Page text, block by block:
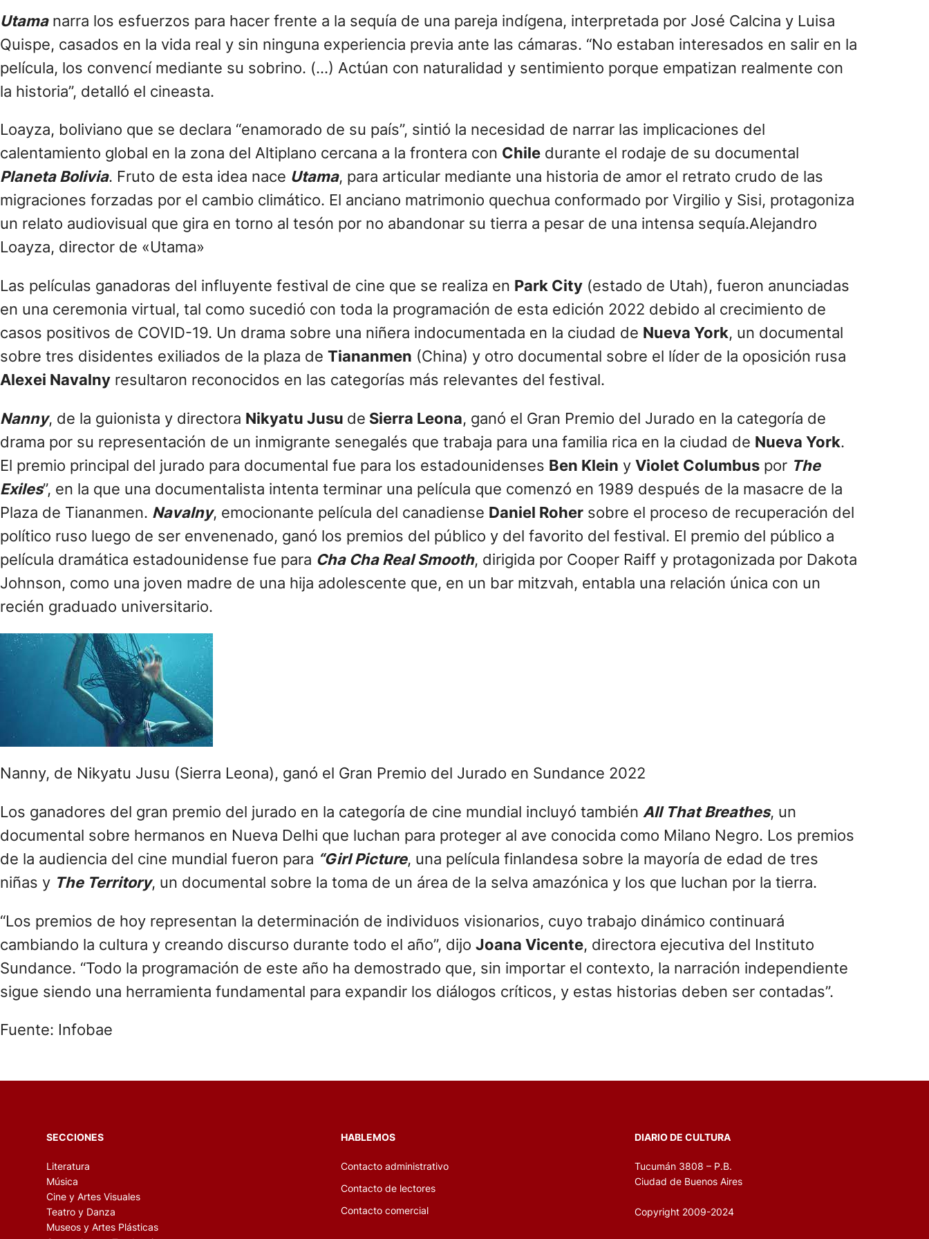
Utamanarra los esfuerzos para hacer frente a la sequía de una pareja indígena, interpretada por José Calcina y Luisa
Quispe, casados en la vida real y sin ninguna experiencia previa ante las cámaras. “No estaban interesados en salir en la
película, los convencí mediante su sobrino. (…) Actúan con naturalidad y sentimiento porque empatizan realmente con
la historia”, detalló el cineasta.
Loayza, boliviano que se declara “enamorado de su país”, sintió la necesidad de narrar las implicaciones del
calentamiento global en la zona del Altiplano cercana a la frontera con Chile durante el rodaje de su documental
Planeta Bolivia. Fruto de esta idea nace Utama, para articular mediante una historia de amor el retrato crudo de las
migraciones forzadas por el cambio climático. El anciano matrimonio quechua conformado por Virgilio y Sisi, protagoniza
un relato audiovisual que gira en torno al tesón por no abandonar su tierra a pesar de una intensa sequía.Alejandro
Loayza, director de «Utama»
Las películas ganadoras del influyente festival de cine que se realiza en Park City (estado de Utah), fueron anunciadas
en una ceremonia virtual, tal como sucedió con toda la programación de esta edición 2022 debido al crecimiento de
casos positivos de COVID-19. Un drama sobre una niñera indocumentada en la ciudad de Nueva York, un documental
sobre tres disidentes exiliados de la plaza de Tiananmen (China) y otro documental sobre el líder de la oposición rusa
Alexei Navalny resultaron reconocidos en las categorías más relevantes del festival.
Nanny, de la guionista y directora Nikyatu Jusu de Sierra Leona, ganó el Gran Premio del Jurado en la categoría de
drama por su representación de un inmigrante senegalés que trabaja para una familia rica en la ciudad de Nueva York.
El premio principal del jurado para documental fue para los estadounidenses Ben Klein y Violet Columbus por The
Exiles”, en la que una documentalista intenta terminar una película que comenzó en 1989 después de la masacre de la
Plaza de Tiananmen. Navalny, emocionante película del canadiense Daniel Roher sobre el proceso de recuperación del
político ruso luego de ser envenenado, ganó los premios del público y del favorito del festival. El premio del público a
película dramática estadounidense fue para Cha Cha Real Smooth, dirigida por Cooper Raiff y protagonizada por Dakota
Johnson, como una joven madre de una hija adolescente que, en un bar mitzvah, entabla una relación única con un
recién graduado universitario.
Nanny, de Nikyatu Jusu (Sierra Leona), ganó el Gran Premio del Jurado en Sundance 2022
Los ganadores del gran premio del jurado en la categoría de cine mundial incluyó también All That Breathes, un
documental sobre hermanos en Nueva Delhi que luchan para proteger al ave conocida como Milano Negro. Los premios
de la audiencia del cine mundial fueron para “Girl Picture, una película finlandesa sobre la mayoría de edad de tres
niñas y The Territory, un documental sobre la toma de un área de la selva amazónica y los que luchan por la tierra.
“Los premios de hoy representan la determinación de individuos visionarios, cuyo trabajo dinámico continuará
cambiando la cultura y creando discurso durante todo el año”, dijo Joana Vicente, directora ejecutiva del Instituto
Sundance. “Todo la programación de este año ha demostrado que, sin importar el contexto, la narración independiente
sigue siendo una herramienta fundamental para expandir los diálogos críticos, y estas historias deben ser contadas”.
Fuente: Infobae
SECCIONES
Literatura
Música
Cine y Artes Visuales
Teatro y Danza
Museos y Artes Plásticas
HABLEMOS
Contacto administrativo
Contacto de lectores
Contacto comercial
DIARIO DE CULTURA
Tucumán 3808 – P.B.
Ciudad de Buenos Aires
Copyright 2009-2024